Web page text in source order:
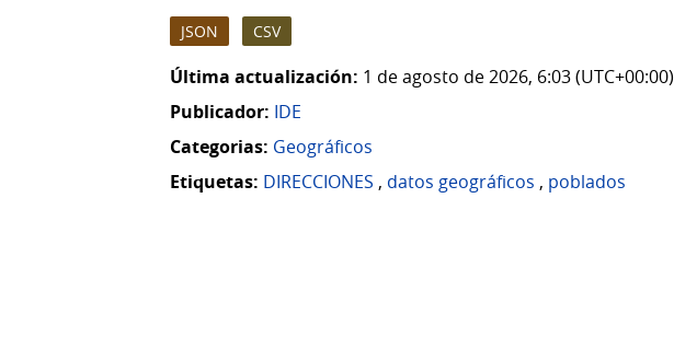
JSON CSV
Última actualización: 1 de agosto de 2026, 6:03 (UTC+00:00)
Publicador: IDE
Categorias: Geográficos
Etiquetas: DIRECCIONES , datos geográficos , poblados